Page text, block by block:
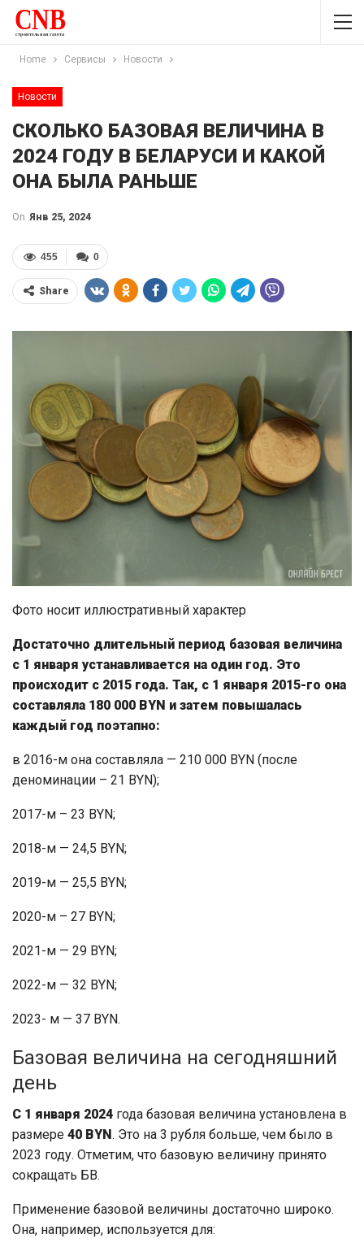
Home Сервисы Новости
Новости
СКОЛЬКО БАЗОВАЯ ВЕЛИЧИНА В
2024 ГОДУ В БЕЛАРУСИ И КАКОЙ
ОНА БЫЛА РАНЬШЕ
On Янв 25, 2024
0
455
Share
Фото носит иллюстративный характер
Достаточно длительный период базовая величина
с 1 января устанавливается на один год. Это
происходит с 2015 года. Так, с 1 января 2015-го она
составляла 180 000 BYN и затем повышалась
каждый год поэтапно:
в 2016-м она составляла — 210 000 BYN (после
деноминации – 21 BYN);
2017-м – 23 BYN;
2018-м — 24,5 BYN;
2019-м — 25,5 BYN;
2020-м – 27 BYN;
2021-м — 29 BYN;
2022-м — 32 BYN;
2023- м — 37 BYN.
Базовая величина на сегодняшний
день
С 1 января 2024 года базовая величина установлена в
размере 40 BYN. Это на 3 рубля больше, чем было в
2023 году. Отметим, что базовую величину принято
сокращать БВ.
Применение базовой величины достаточно широко.
Она, например, используется для: